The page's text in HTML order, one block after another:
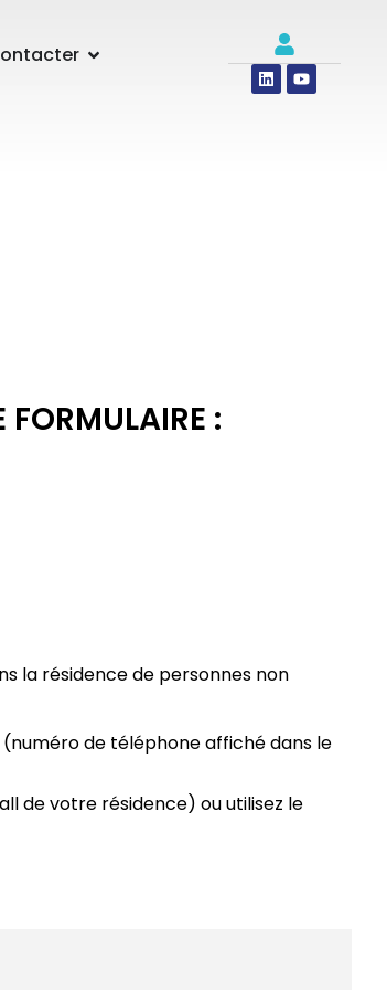
:
la résidence de personnes non
(numéro de téléphone affiché dans le
de votre résidence) ou utilisez le